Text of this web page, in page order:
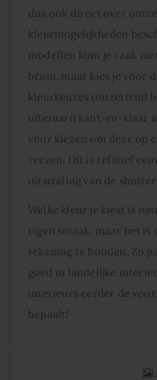
dus ook direct over
kleurmogelijkheden
modellen kom je vaak
bruin, maar kies je voor
kleurkeuzes ontzettend
uiteraard kant-en-klaar
voor kiezen om deze op
verven. Dit is relatief
uitstraling van de
Welke kleur je kiest is
eigen smaak, maar het
rekening te houden. Zo
goed in landelijke
interieurs eerder de
bepaalt!